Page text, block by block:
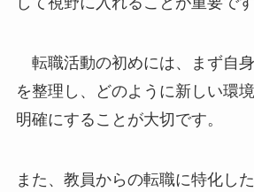
転職活動の初めには、まず自
を整理し、どのように新しい環
明確にすることが大切です。
また、教員からの転職に特化し